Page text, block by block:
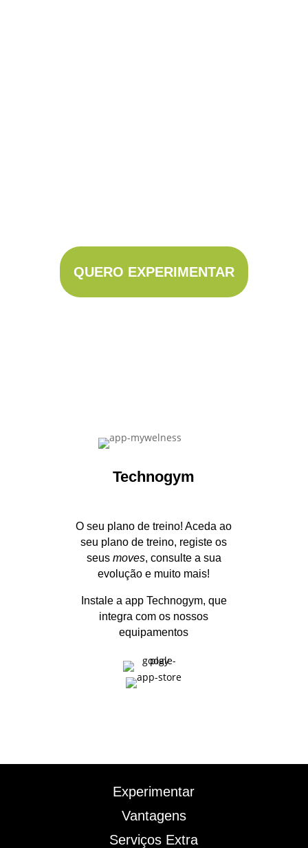
QUERO EXPERIMENTAR
Technogym
O seu plano de treino!Aceda ao
seu plano de treino, registe os
seus moves, consulte a sua
evolução e muito mais!
Instale a app Technogym, que
integra com os nossos
equipamentos
Experimentar
Vantagens
Serviços Extra